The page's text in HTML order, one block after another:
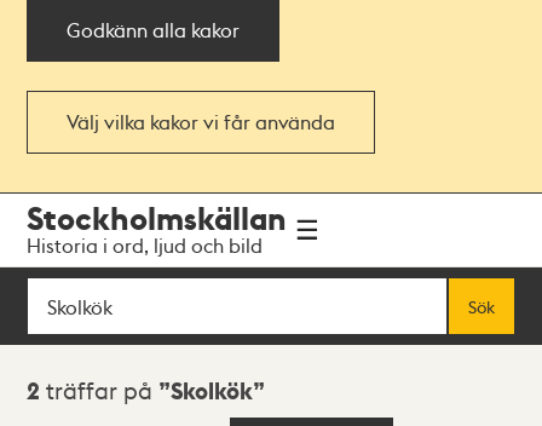
Godkänn alla kakor
Välj vilka kakor vi får använda
navigationen
huvudinnehållet
Stockholmskällan
Historia i ord, ljud och bild
Sök
Sök
Sökresultat
2 träffar på Skolkök